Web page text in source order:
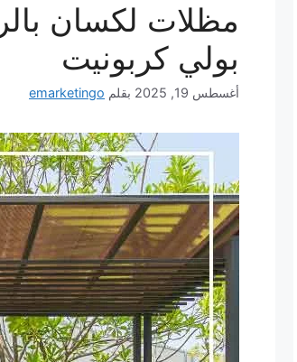
مظلات لكسان
بولي كربونيت
أغسطس 19, 2025 بقلم emarketingo